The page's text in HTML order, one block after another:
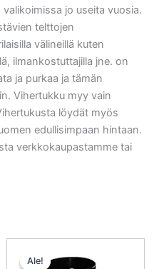
jo useita vuosia.
telttojen
välineillä kuten
ilmankostuttajilla jne. on
ja purkaa ja tämän
Vihertukku myy vain
löydät myös
edullisimpaan hintaan.
verkkokaupastamme tai
Ale!
Ale!
hinta
hinta